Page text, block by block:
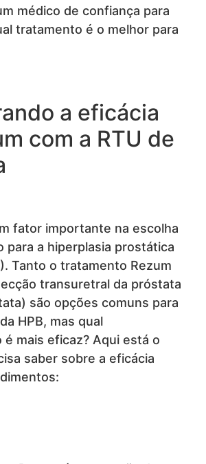
médico de confiança para
tratamento é o melhor para
a eficácia
com a RTU de
fator importante na escolha
para a hiperplasia prostática
Tanto o tratamento Rezum
transuretral da próstata
são opções comuns para
HPB, mas qual
mais eficaz? Aqui está o
saber sobre a eficácia